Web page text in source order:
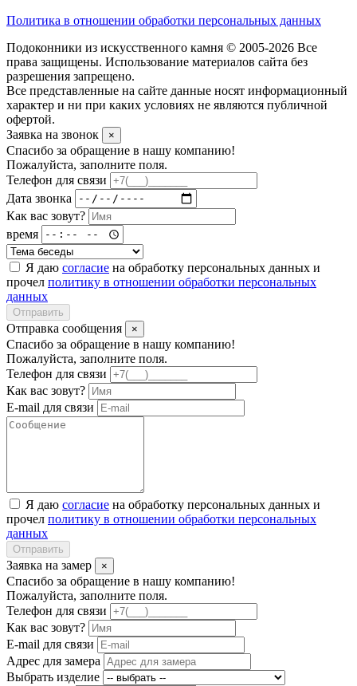
Политика в отношении обработки персональных данных
Подоконники из искусственного камня © 2005-2026 Все
права защищены. Использование материалов сайта без
разрешения запрещено.
Все представленные на сайте данные носят информационный
характер и ни при каких условиях не являются публичной
офертой.
Заявка на звонок
×
Спасибо за обращение в нашу компанию!
Пожалуйста, заполните поля.
Телефон для связи
Дата звонка
Как вас зовут?
время
Я даю согласие на обработку персональных данных и
прочел политику в отношении обработки персональных
данных
Отправить
Отправка сообщения ×
Спасибо за обращение в нашу компанию!
Пожалуйста, заполните поля.
Телефон для связи
Как вас зовут?
E-mail для связи
Я даю согласие на обработку персональных данных и
прочел политику в отношении обработки персональных
данных
Отправить
Заявка на замер ×
Спасибо за обращение в нашу компанию!
Пожалуйста, заполните поля.
Телефон для связи
Как вас зовут?
E-mail для связи
Адрес для замера
Выбрать изделие